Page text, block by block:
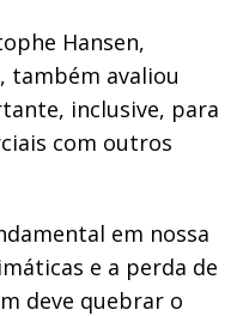
Hansen,
também avaliou
inclusive, para
com outros
em nossa
e a perda de
deve quebrar o